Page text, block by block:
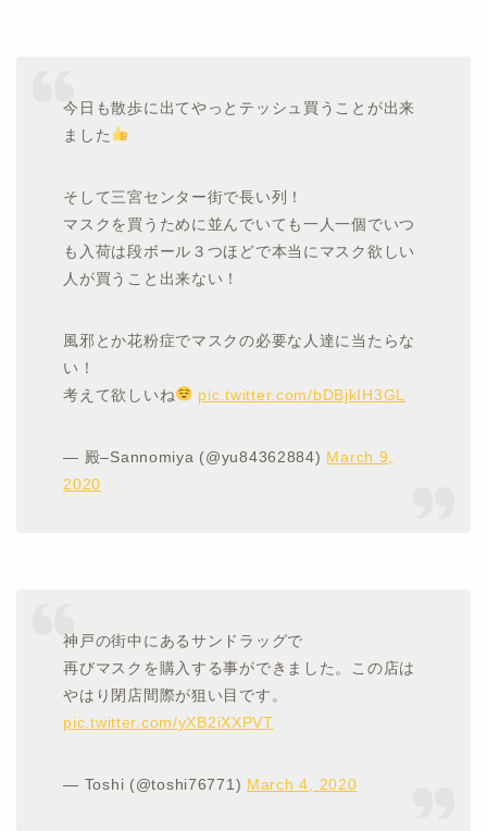
今日も散歩に出てやっとテッシュ買うことが出来
ました
そして三宮センター街で長い列！
マスクを買うために並んでいても一人一個でいつ
も入荷は段ボール３つほどで本当にマスク欲しい
人が買うこと出来ない！
風邪とか花粉症でマスクの必要な人達に当たらな
い！
考えて欲しいね
pic.twitter.com/bDBjkIH3GL
— 殿–Sannomiya (@yu84362884) March 9,
2020
神戸の街中にあるサンドラッグで
再びマスクを購入する事ができました。この店は
やはり閉店間際が狙い目です。
pic.twitter.com/yXB2iXXPVT
— Toshi (@toshi76771) March 4, 2020